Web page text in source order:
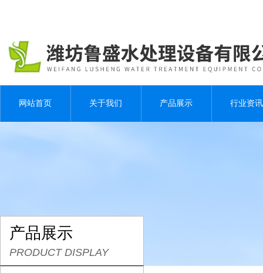
网站首页 关于我们 产品展示 行业资讯
产品展示
PRODUCT DISPLAY